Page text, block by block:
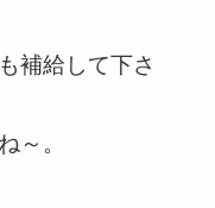
補給して下さ
～。